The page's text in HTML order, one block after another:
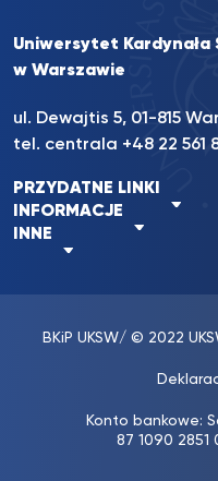
Uniwersytet
w Warszawie
ul. Dewajtis 5, 01-815
tel. centrala +48 22 561
PRZYDATNE LINKI
INFORMACJE
INNE
BKiP UKSW/ © 2022
Konto bankowe:
87 1090 2851